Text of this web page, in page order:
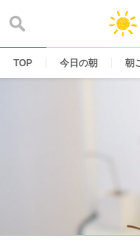
content
TOP 今日の朝 朝